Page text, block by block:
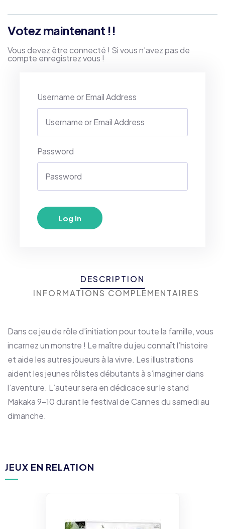
Votez maintenant !!
Vous devez être connecté ! Si vous n'avez pas de
compte enregistrez vous !
Username or Email Address
Password
DESCRIPTION
INFORMATIONS COMPLÉMENTAIRES
Dans ce jeu de rôle d’initiation pour toute la famille, vous
incarnez un monstre ! Le maître du jeu connaît l’histoire
et aide les autres joueurs à la vivre. Les illustrations
aident les jeunes rôlistes débutants à s’imaginer dans
l’aventure. L’auteur sera en dédicace sur le stand
Makaka 9-10 durant le festival de Cannes du samedi au
dimanche.
JEUX EN RELATION